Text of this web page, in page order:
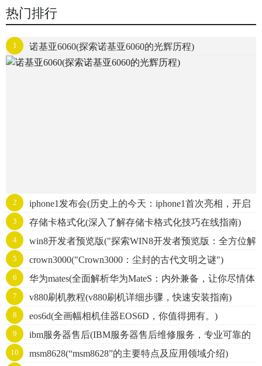
热门排行
1 诺基亚6060(探索诺基亚6060的光辉历程)
2
iphone1发布会(历史上的今天：iphone1首次亮相，开启
智能手机革命)
3 存储卡格式化(深入了解存储卡格式化技巧在线指南)
4
win8开发者预览版("探索WIN8开发者预览版：全方位解
析Windows8的新特性与开发技巧")
5 crown3000("Crown3000：尘封的古代文明之谜")
6
华为mates(全面解析华为MateS：内外兼备，让你尽情体
验智能生活)
7 v880刷机教程(v880刷机详细步骤，快速安装指南)
8 eos6d(全画幅相机佳器EOS6D，你值得拥有。)
9
ibm服务器售后(IBM服务器售后维修服务，专业可靠的
服务商推荐)
10 msm8628(“msm8628”的主要特点及应用领域介绍)